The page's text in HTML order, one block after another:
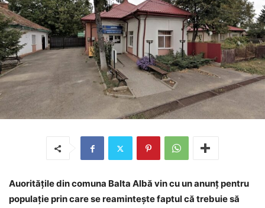
Auoritățile din comuna Balta Albă vin cu un anunț pentru
populație prin care se reamintește faptul că trebuie să